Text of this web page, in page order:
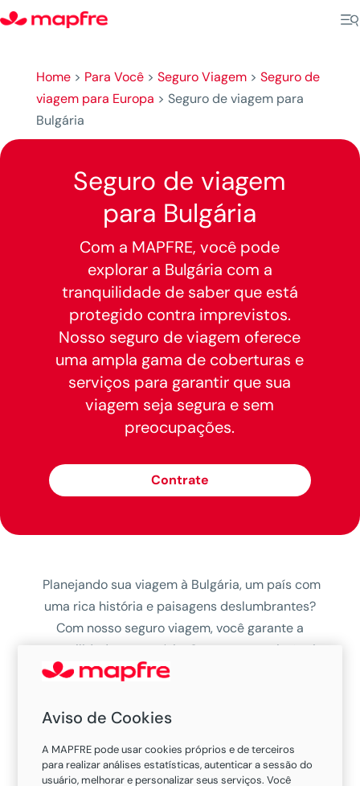
Home> Para Você> Seguro Viagem> Seguro de
viagem para Europa > Seguro de viagem para
Bulgária
Seguro de viagem
para Bulgária
Com a MAPFRE, você pode
explorar a Bulgária com a
tranquilidade de saber que está
protegido contra imprevistos.
Nosso seguro de viagem oferece
uma ampla gama de coberturas e
serviços para garantir que sua
viagem seja segura e sem
preocupações.
Contrate
Planejando sua viagem à Bulgária, um país com
uma rica história e paisagens deslumbrantes?
Com nosso seguro viagem, você garante a
tranquilidade necessária. Conte com assistência
completa e aproveite cada momento da sua
imprevistos.
Cobertura
Aviso de Cookies
A MAPFRE pode usar cookies próprios e de terceiros
para realizar análises estatísticas, autenticar a sessão do
usuário, melhorar e personalizar seus serviços. Você